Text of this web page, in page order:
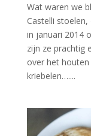
Wat waren we
Castelli
in januari 2014
zijn ze prachtig
over het
kriebelen…....